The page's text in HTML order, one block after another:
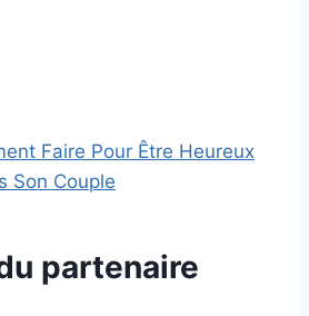
Faire Pour Être Heureux
Son Couple
partenaire